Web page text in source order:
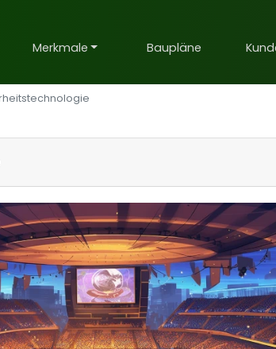
Merkmale Baupläne